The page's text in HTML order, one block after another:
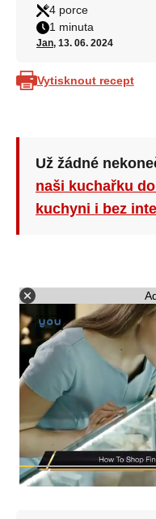
4 porce
1 minuta
Jan, 13. 06. 2024
Vytisknout recept
Už žádné
naši kuchařku
kuchyni i bez